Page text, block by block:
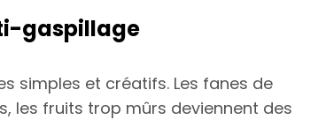
gaspillage
simples et créatifs. Les fanes de
les fruits trop mûrs deviennent des